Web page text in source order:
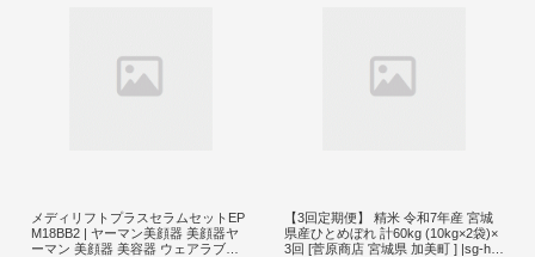
メディリフトプラスセラムセットEP
M18BB2 | ヤーマン美顔器 美顔器ヤ
ーマン 美顔器 美容器 ウェアラブル
【3回定期便】 精米 令和7年産 宮城
県産ひとめぼれ 計60kg (10kg×2袋)×
3回 [菅原商店 宮城県 加美町 ] |sg-hb